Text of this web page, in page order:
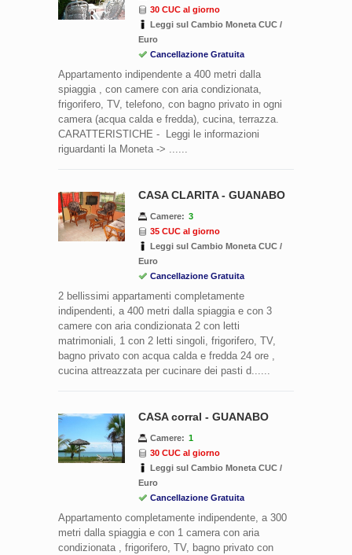
30 CUC al giorno
Leggi sul Cambio Moneta CUC /
Euro
Cancellazione Gratuita
Appartamento indipendente a 400 metri dalla
spiaggia , con camere con aria condizionata,
frigorifero, TV, telefono, con bagno privato in ogni
camera (acqua calda e fredda), cucina, terrazza.
CARATTERISTICHE - Leggi le informazioni
riguardanti la Moneta -> ......
CASA CLARITA - GUANABO
Camere: 3
35 CUC al giorno
Leggi sul Cambio Moneta CUC /
Euro
Cancellazione Gratuita
2 bellissimi appartamenti completamente
indipendenti, a 400 metri dalla spiaggia e con 3
camere con aria condizionata 2 con letti
matrimoniali, 1 con 2 letti singoli, frigorifero, TV,
bagno privato con acqua calda e fredda 24 ore ,
cucina attreazzata per cucinare dei pasti d......
CASA corral - GUANABO
Camere: 1
30 CUC al giorno
Leggi sul Cambio Moneta CUC /
Euro
Cancellazione Gratuita
Appartamento completamente indipendente, a 300
metri dalla spiaggia e con 1 camera con aria
condizionata , frigorifero, TV, bagno privato con